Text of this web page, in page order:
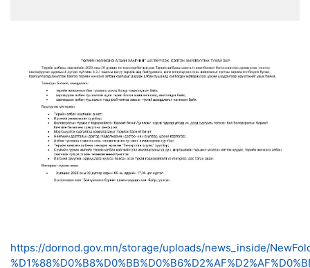
https://dornod.gov.mn/storage/uploads/news_inside/